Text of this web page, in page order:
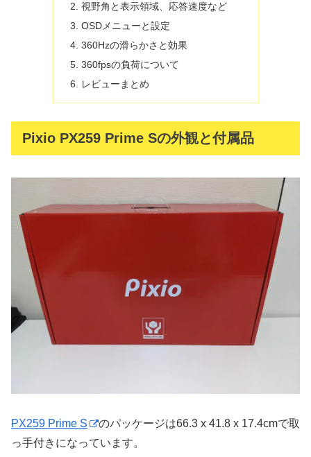
視野角と表示領域、応答速度など
OSDメニューと設定
360Hzの滑らかさと効果
360fpsの負荷について
レビューまとめ
Pixio PX259 Prime Sの外観と付属品
PX259 Prime S
のパッケージは66.3 x 41.8 x 17.4cmで取
っ手付きになっています。